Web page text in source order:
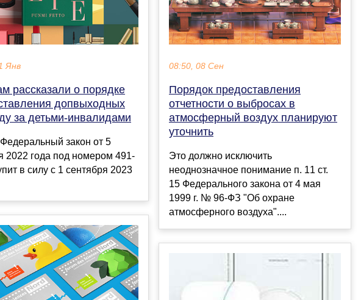
Янв
рассказали о порядке
допвыходных
за детьми-инвалидами
закон от 5
2022 года под номером 491-
в силу с 1 сентября 2023
08:50, 08 Сен
Порядок предоставления
отчетности о выбросах в
атмосферный воздух планируют
уточнить
Это должно исключить
неоднозначное понимание п. 11 ст.
15 Федерального закона от 4 мая
1999 г. № 96-ФЗ "Об охране
атмосферного воздуха"....